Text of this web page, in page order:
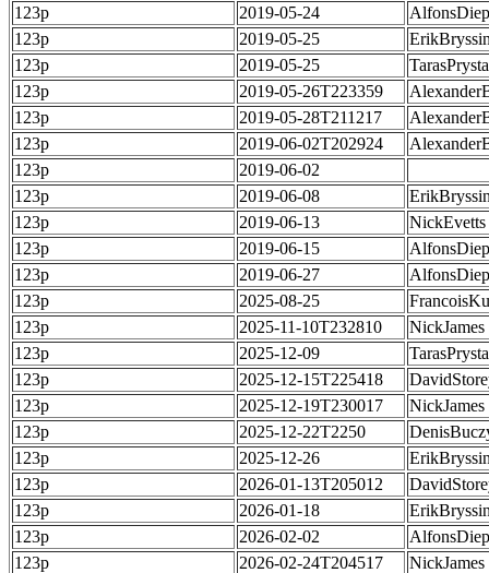
123p 2019-05-24
123p
2019-05-25
123p
2019-05-25
123p
2019-05-26T223359
123p
2019-05-28T211217
123p
2019-06-02T202924
123p
2019-06-02
123p
2019-06-08
123p
2019-06-13
NickEvetts
123p
2019-06-15
123p
2019-06-27
123p
2025-08-25
123p
2025-11-10T232810
NickJames
123p
2025-12-09
123p
2025-12-15T225418
123p
2025-12-19T230017
NickJames
123p
2025-12-22T2250
123p
2025-12-26
123p
2026-01-13T205012
123p
2026-01-18
123p
2026-02-02
123p
2026-02-24T204517
NickJames